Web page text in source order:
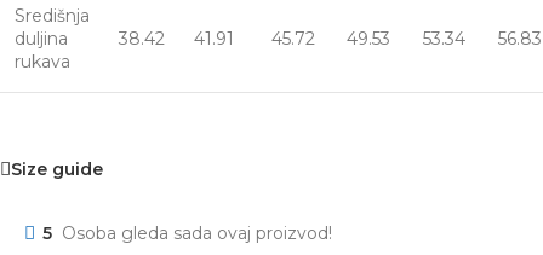
Središnja
duljina
rukava
38.42 41.91 45.72 49.53 53.34 56.83
Size guide
5 Osoba gleda sada ovaj proizvod!